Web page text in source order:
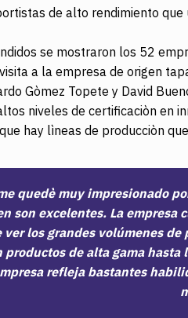
de alto rendimiento
se mostraron los 52
a la empresa de origen
Gòmez Topete y David
niveles de certificaciòn en
hay lìneas de producciòn
quedè muy impresionado
son excelentes. La empresa
ver los grandes volúmenes
productos de alta gama
refleja bastantes